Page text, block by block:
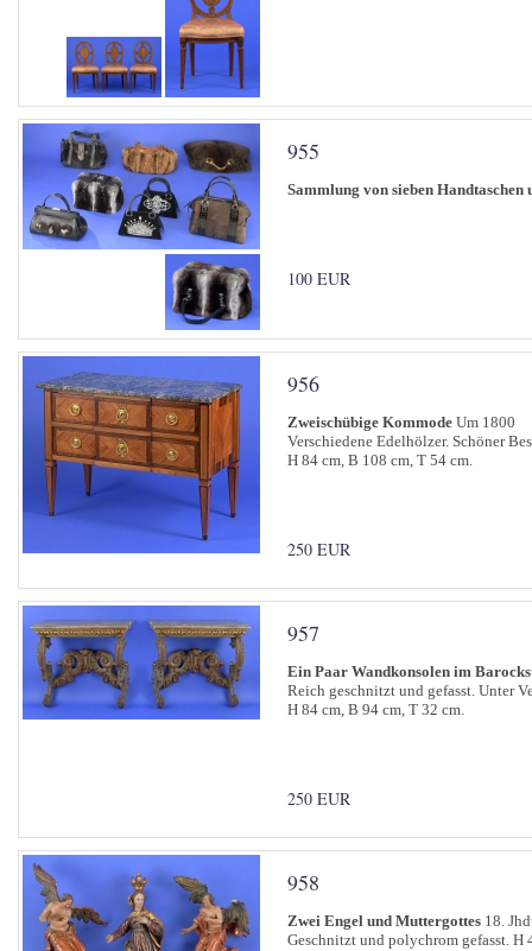
955
Sammlung von sieben Handtaschen
100 EUR
956
Zweischübige Kommode Um 1800
Verschiedene Edelhölzer. Schöner
H 84 cm, B 108 cm, T 54 cm.
250 EUR
957
Ein Paar Wandkonsolen im
Reich geschnitzt und gefasst. Unter
H 84 cm, B 94 cm, T 32 cm.
250 EUR
958
Zwei Engel und Muttergottes 18.
Geschnitzt und polychrom gefasst. H